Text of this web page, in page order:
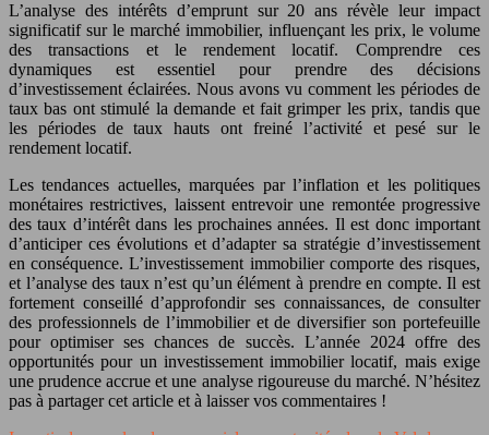
L’analyse des intérêts d’emprunt sur 20 ans révèle leur impact
significatif sur le marché immobilier, influençant les prix, le volume
des transactions et le rendement locatif. Comprendre ces
dynamiques est essentiel pour prendre des décisions
d’investissement éclairées. Nous avons vu comment les périodes de
taux bas ont stimulé la demande et fait grimper les prix, tandis que
les périodes de taux hauts ont freiné l’activité et pesé sur le
rendement locatif.
Les tendances actuelles, marquées par l’inflation et les politiques
monétaires restrictives, laissent entrevoir une remontée progressive
des taux d’intérêt dans les prochaines années. Il est donc important
d’anticiper ces évolutions et d’adapter sa stratégie d’investissement
en conséquence. L’investissement immobilier comporte des risques,
et l’analyse des taux n’est qu’un élément à prendre en compte. Il est
fortement conseillé d’approfondir ses connaissances, de consulter
des professionnels de l’immobilier et de diversifier son portefeuille
pour optimiser ses chances de succès. L’année 2024 offre des
opportunités pour un investissement immobilier locatif, mais exige
une prudence accrue et une analyse rigoureuse du marché. N’hésitez
pas à partager cet article et à laisser vos commentaires !